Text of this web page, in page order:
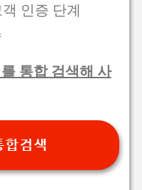
인증 단계
통합 검색해 사
합검색